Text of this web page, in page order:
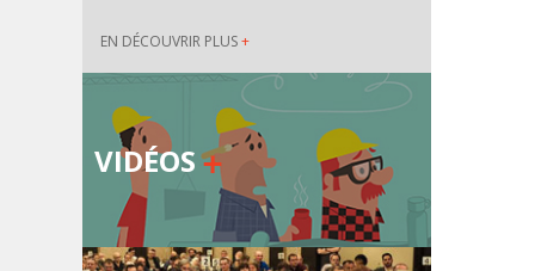
EN DÉCOUVRIR PLUS+
VIDÉOS